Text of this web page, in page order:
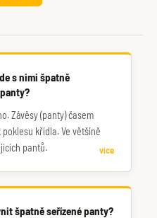
s nimi špatně
Závěsy (panty) časem
křídla. Ve většině
pantů.
více
špatně seřízené panty?